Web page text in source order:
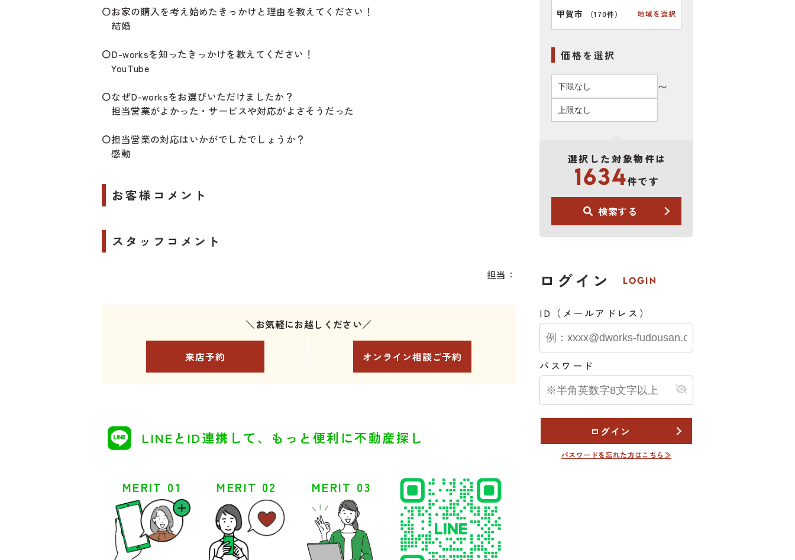
〇お家の購入を考え始めたきっかけと理由を教えてください！
結婚
〇D-worksを知ったきっかけを教えてください！
YouTube
〇なぜD-worksをお選びいただけましたか？
担当営業がよかった・サービスや対応がよさそうだった
〇担当営業の対応はいかがでしたでしょうか？
感動
お客様コメント
スタッフコメント
担当：
＼お気軽にお越しください／
来店予約 オンライン相談ご予約
LINEとID連携して、 もっと便利に不動産探し
MERIT 01 MERIT 02 MERIT 03
甲賀市 （170件） 地域を選択
価格を選択
〜
選択した対象物件は
1634件です
検索する
ログイン LOGIN
ID（メールアドレス）
パスワード
ログイン
パスワードを忘れた方はこちら≫